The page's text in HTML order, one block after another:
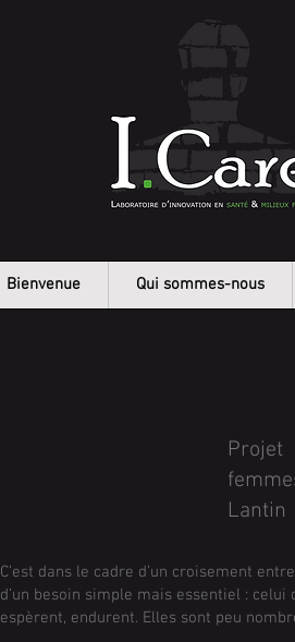
Bienvenue Qui sommes-nous
Lantin
C’est dans le cadre d’un croisement
d’un besoin simple mais essentiel :
espèrent, endurent. Elles sont peu